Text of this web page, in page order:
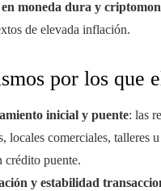
moneda dura y
de elevada inflación.
por los que
inicial y puente: las
locales comerciales, talleres
crédito puente.
y estabilidad